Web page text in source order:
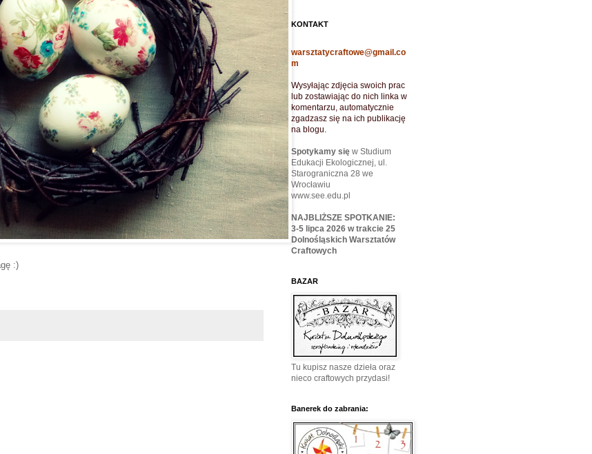
:)
KONTAKT
warsztatycraftowe@gmail.co
m
Wysyłając zdjęcia swoich prac
lub zostawiając do nich linka w
komentarzu, automatycznie
zgadzasz się na ich publikację
na blogu.
Spotykamy się w Studium
Edukacji Ekologicznej, ul.
Starograniczna 28 we
Wrocławiu
www.see.edu.pl
NAJBLIŻSZE SPOTKANIE:
3-5 lipca 2026 w trakcie 25
Dolnośląskich Warsztatów
Craftowych
BAZAR
Tu kupisz nasze dzieła oraz
nieco craftowych przydasi!
Banerek do zabrania: